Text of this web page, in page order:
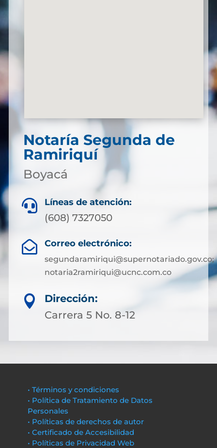
Notaría Segunda de
Ramiriquí
Boyacá
 Líneas de atención:
(608) 7327050
 Correo electrónico:
segundaramiriqui@supernotariado.gov.co;
notaria2ramiriqui@ucnc.com.co

Dirección:
Carrera 5 No. 8-12
• Términos y condiciones
• Política de Tratamiento de Datos
Personales
• Políticas de derechos de autor
• Certificado de Accesibilidad
• Políticas de Privacidad Web